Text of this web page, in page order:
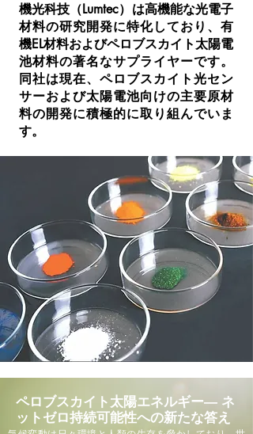
機光科技（Lumtec）は高機能な光電子
材料の研究開発に特化しており、有
機EL材料およびペロブスカイト太陽電
池材料の著名なサプライヤーです。
同社は現在、ペロブスカイト光セン
サーおよび太陽電池向けの主要原材
料の開発に積極的に取り組んでいま
す。
ペロブスカイト太陽エネルギー― ネ
ットゼロ持続可能性への新たな答え